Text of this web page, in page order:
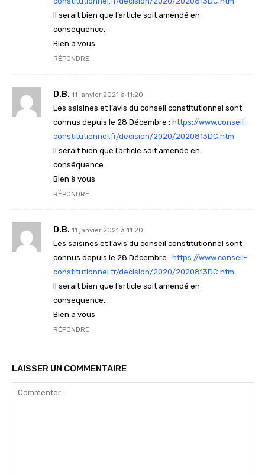
Il serait bien que l’article soit amendé en
conséquence.
Bien à vous
RÉPONDRE
D.B. 11 janvier 2021 à 11:20
Les saisines et l’avis du conseil constitutionnel sont
connus depuis le 28 Décembre : https://www.conseil-
constitutionnel.fr/decision/2020/2020813DC.htm
Il serait bien que l’article soit amendé en
conséquence.
Bien à vous
RÉPONDRE
D.B. 11 janvier 2021 à 11:20
Les saisines et l’avis du conseil constitutionnel sont
connus depuis le 28 Décembre : https://www.conseil-
constitutionnel.fr/decision/2020/2020813DC.htm
Il serait bien que l’article soit amendé en
conséquence.
Bien à vous
RÉPONDRE
LAISSER UN COMMENTAIRE